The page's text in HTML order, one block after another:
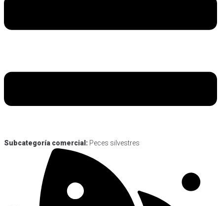
Subcategoría comercial: Peces silvestres